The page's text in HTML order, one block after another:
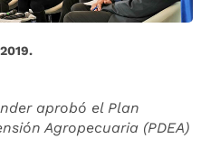
aprobó el Plan
Agropecuaria (PDEA)